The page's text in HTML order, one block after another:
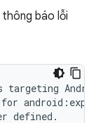
thông báo lỗi
targeting